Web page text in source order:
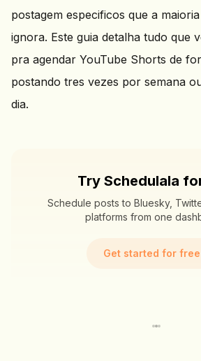
postagem especificos que a
ignora. Este guia detalha tudo que
pra agendar YouTube Shorts de
postando tres vezes por semana
dia.
Try Schedulala
Schedule posts to Bluesky,
platforms from one
Get started for free